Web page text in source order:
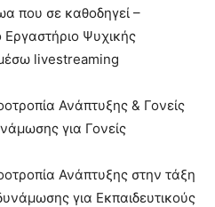
που σε καθοδηγεί –
Εργαστήριο Ψυχικής
livestreaming
Ανάπτυξης & Γονείς
για Γονείς
Ανάπτυξης στην τάξη
για Εκπαιδευτικούς